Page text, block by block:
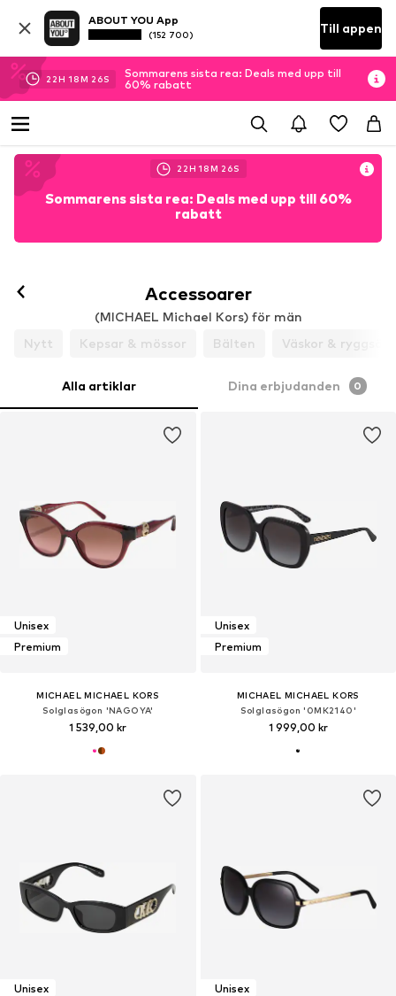
ABOUT YOU App
(152 700) Till appen
22H 18M 25S
Sommarens sista rea: Deals med upp till
60% rabatt
22H 18M 25S
Sommarens sista rea: Deals med upp till 60%
rabatt
Accessoarer
(MICHAEL Michael Kors) för män
Nytt
Kepsar & mössor Bälten Väskor &
Alla artiklar Dina erbjudanden 0
Unisex
Premium
MICHAEL MICHAEL KORS
Solglasögon 'NAGOYA'
1 539,00 kr
Unisex
Premium
MICHAEL MICHAEL KORS
Solglasögon '0MK2140'
1 999,00 kr
Unisex
Unisex